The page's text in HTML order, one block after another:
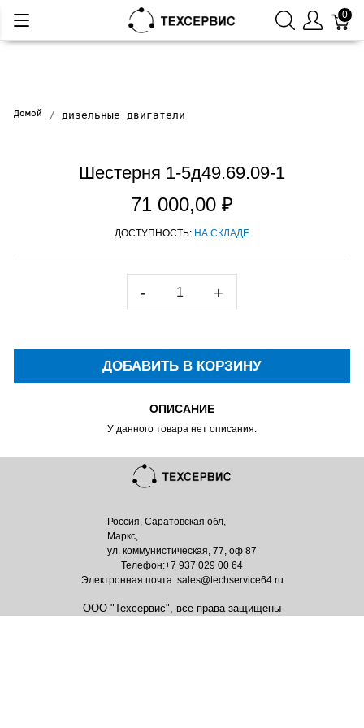
0
Домой дизельные двигатели
Шестерня 1-5д49.69.09-1
71 000,00 ₽
ДОСТУПНОСТЬ: НА СКЛАДЕ
- +
ДОБАВИТЬ В КОРЗИНУ
ОПИСАНИЕ
У данного товара нет описания.
Россия, Саратовская обл,
Маркс,
ул. коммунистическая, 77, оф 87
Телефон:+7 937 029 00 64
Электронная почта: sales@techservice64.ru
ООО "Техсервис", все права защищены